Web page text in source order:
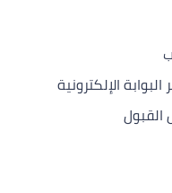
الإلكترونية
القبول